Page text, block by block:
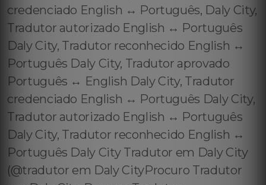
credenciado English ↔️ Português, Daly City,
Tradutor autorizado English ↔️ Português
Daly City, Tradutor reconhecido English ↔️
Português Daly City, Tradutor aprovado
Português ↔️ English Daly City, Tradutor
credenciado English ↔️ Português Daly City,
Tradutor autorizado English ↔️ Português
Daly City, Tradutor reconhecido English ↔️
Português Daly City Tradutor em Daly City
(@tradutor em Daly CityProcuro Tradutor